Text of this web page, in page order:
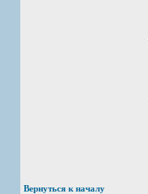
Вернуться к началу